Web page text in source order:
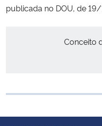
Ministério do Turismo
Ministério do Desenvolvimento
Secretaria-Geral
publicada no DOU, de
Conceito